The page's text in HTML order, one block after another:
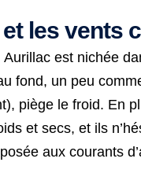
et les vents
est nichée
fond, un peu
piège le froid. En
et secs, et ils
aux courants